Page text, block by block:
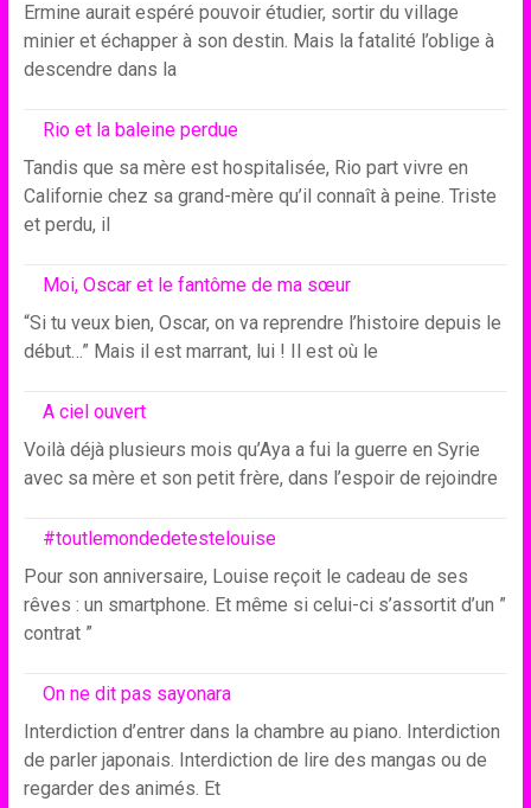
Ermine aurait espéré pouvoir étudier, sortir du village
minier et échapper à son destin. Mais la fatalité l’oblige à
descendre dans la
Rio et la baleine perdue
Tandis que sa mère est hospitalisée, Rio part vivre en
Californie chez sa grand-mère qu’il connaît à peine. Triste
et perdu, il
Moi, Oscar et le fantôme de ma sœur
“Si tu veux bien, Oscar, on va reprendre l’histoire depuis le
début…” Mais il est marrant, lui ! Il est où le
A ciel ouvert
Voilà déjà plusieurs mois qu’Aya a fui la guerre en Syrie
avec sa mère et son petit frère, dans l’espoir de rejoindre
#toutlemondedetestelouise
Pour son anniversaire, Louise reçoit le cadeau de ses
rêves : un smartphone. Et même si celui-ci s’assortit d’un ”
contrat ”
On ne dit pas sayonara
Interdiction d’entrer dans la chambre au piano. Interdiction
de parler japonais. Interdiction de lire des mangas ou de
regarder des animés. Et